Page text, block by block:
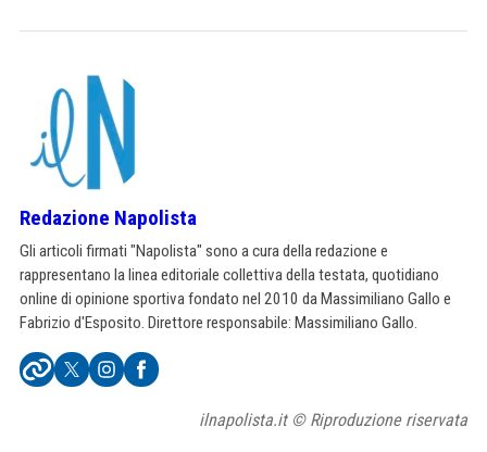
Redazione Napolista
Gli articoli firmati "Napolista" sono a cura della redazione e
rappresentano la linea editoriale collettiva della testata, quotidiano
online di opinione sportiva fondato nel 2010 da Massimiliano Gallo e
Fabrizio d'Esposito. Direttore responsabile: Massimiliano Gallo.
ilnapolista.it © Riproduzione riservata